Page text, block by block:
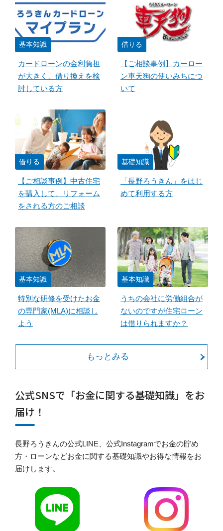
基本知識
カードローンの金利負担
が大きく、借り換えを検
討している方
借りる
【ご相談事例】カーロー
ン車天狗の使いみちにつ
いて
借りる
【ご相談事例】中古住宅
を購入して、リフォーム
をされる方のご相談
基礎知識
「長野ろうきん」をはじ
めて利用する方
基本知識
特別な研修を受けたお金
の専門家(MLA)に相談し
よう
基本知識
うちの会社に労働組合が
ないのですが住宅ローン
は借りられますか？
もっとみる
公式SNSで「お金に関する基礎知識」をお
届け！
長野ろうきんの公式LINE、公式Instagramでお金の貯め
方・ローンなどお金に関する基礎知識やお得な情報をお
届けします。